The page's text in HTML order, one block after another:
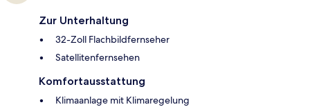
Zur Unterhaltung
32-Zoll Flachbildfernseher
Satellitenfernsehen
Komfortausstattung
Klimaanlage mit Klimaregelung